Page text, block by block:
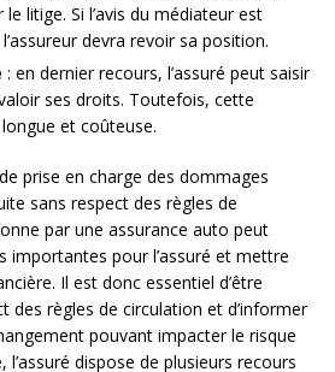
litige. Si l’avis du médiateur est
devra revoir sa position.
: en dernier recours, l’assuré peut saisir
ses droits. Toutefois, cette
et coûteuse.
prise en charge des dommages
sans respect des règles de
par une assurance auto peut
importantes pour l’assuré et mettre
Il est donc essentiel d’être
des règles de circulation et d’informer
pouvant impacter le risque
l’assuré dispose de plusieurs recours